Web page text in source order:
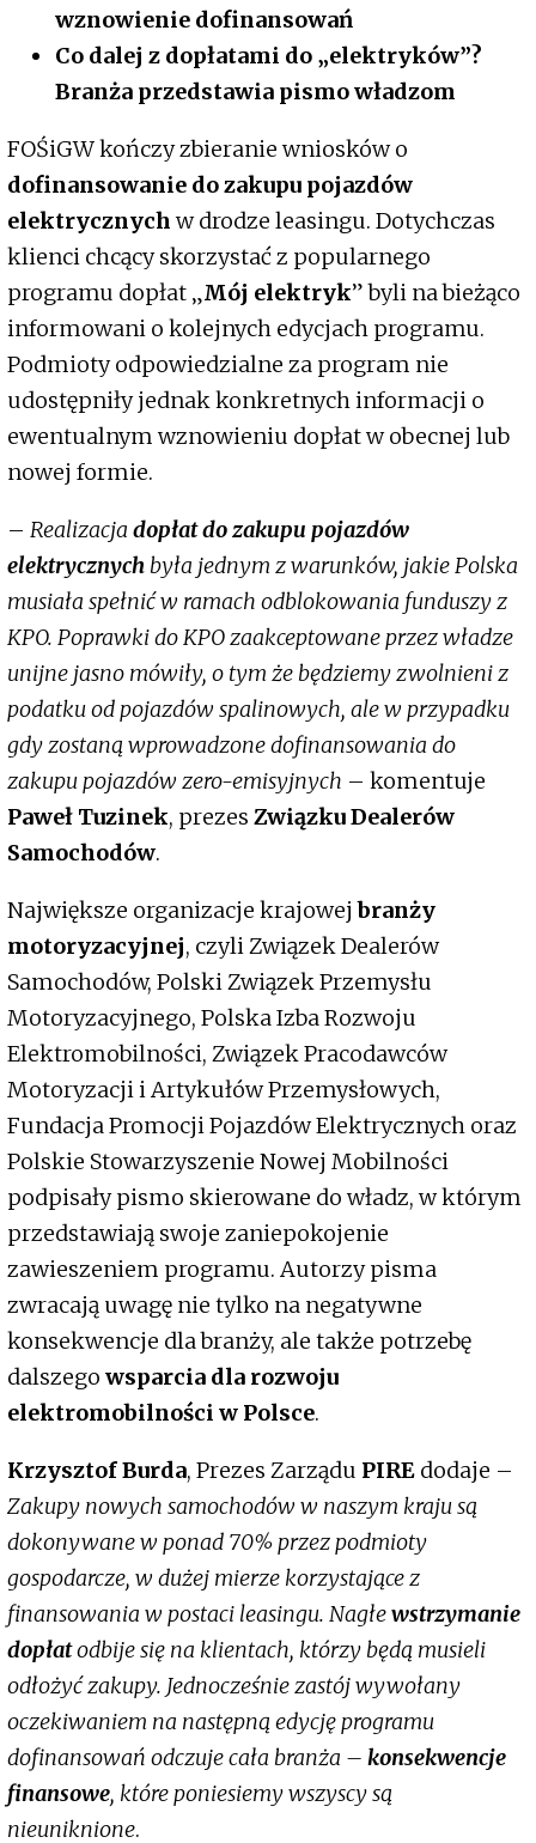
wznowienie dofinansowań
Co dalej z dopłatami do „elektryków”?
Branża przedstawia pismo władzom
FOŚiGW kończy zbieranie wniosków o
dofinansowanie do zakupu pojazdów
elektrycznychw drodze leasingu. Dotychczas
klienci chcący skorzystać z popularnego
programu dopłat „Mój elektryk” byli na bieżąco
informowani o kolejnych edycjach programu.
Podmioty odpowiedzialne za program nie
udostępniły jednak konkretnych informacji o
ewentualnym wznowieniu dopłat w obecnej lub
nowej formie.
– Realizacja dopłat do zakupu pojazdów
elektrycznychbyła jednym z warunków, jakie Polska
musiała spełnić w ramach odblokowania funduszy z
KPO. Poprawki do KPO zaakceptowane przez władze
unijne jasno mówiły, o tym że będziemy zwolnieni z
podatku od pojazdów spalinowych, ale w przypadku
gdy zostaną wprowadzone dofinansowania do
zakupu pojazdów zero-emisyjnych – komentuje
Paweł Tuzinek, prezes Związku Dealerów
Samochodów.
Największe organizacje krajowejbranży
motoryzacyjnej, czyli Związek Dealerów
Samochodów, Polski Związek Przemysłu
Motoryzacyjnego, Polska Izba Rozwoju
Elektromobilności, Związek Pracodawców
Motoryzacji i Artykułów Przemysłowych,
Fundacja Promocji Pojazdów Elektrycznych oraz
Polskie Stowarzyszenie Nowej Mobilności
podpisały pismo skierowane do władz, w którym
przedstawiają swoje zaniepokojenie
zawieszeniem programu. Autorzy pisma
zwracają uwagę nie tylko na negatywne
konsekwencje dla branży, ale także potrzebę
dalszego wsparcia dla rozwoju
elektromobilności w Polsce.
Krzysztof Burda, Prezes Zarządu PIRE dodaje –
Zakupy nowych samochodów w naszym kraju są
dokonywane w ponad 70% przez podmioty
gospodarcze, w dużej mierze korzystające z
finansowania w postaci leasingu. Nagłewstrzymanie
dopłatodbije się na klientach, którzy będą musieli
odłożyć zakupy. Jednocześnie zastój wywołany
oczekiwaniem na następną edycję programu
dofinansowań odczuje cała branża – konsekwencje
finansowe, które poniesiemy wszyscy są
nieuniknione.